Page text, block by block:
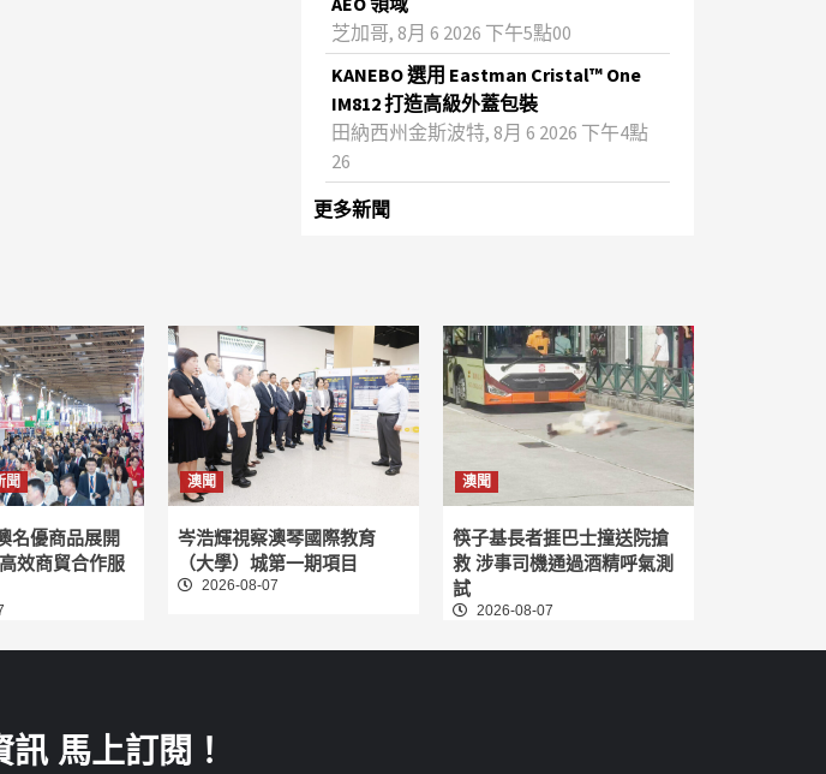
芝加哥, 8月 6 2026 下午5點00
KANEBO 選用 Eastman Cristal™ One
IM812 打造高級外蓋包裝
田納西州金斯波特, 8月 6 2026 下午4點
26
更多新聞
聞
名優商品展開
效商貿合作服
澳聞
岑浩輝視察澳琴國際教育
（大學）城第一期項目
2026-08-07
澳聞
筷子基長者捱巴士撞送院搶
救 涉事司機通過酒精呼氣測
試
2026-08-07
馬上訂閱！